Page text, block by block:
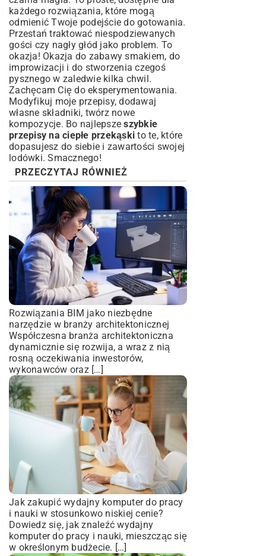
każdego rozwiązania, które mogą
odmienić Twoje podejście do gotowania.
Przestań traktować niespodziewanych
gości czy nagły głód jako problem. To
okazja! Okazja do zabawy smakiem, do
improwizacji i do stworzenia czegoś
pysznego w zaledwie kilka chwil.
Zachęcam Cię do eksperymentowania.
Modyfikuj moje przepisy, dodawaj
własne składniki, twórz nowe
kompozycje. Bo najlepszeszybkie
przepisy na ciepłe przekąski to te, które
dopasujesz do siebie i zawartości swojej
lodówki. Smacznego!
PRZECZYTAJ RÓWNIEŻ
Rozwiązania BIM jako niezbędne
narzędzie w branży architektonicznej
Współczesna branża architektoniczna
dynamicznie się rozwija, a wraz z nią
rosną oczekiwania inwestorów,
wykonawców oraz […]
Jak zakupić wydajny komputer do pracy
i nauki w stosunkowo niskiej cenie?
Dowiedz się, jak znaleźć wydajny
komputer do pracy i nauki, mieszcząc się
w określonym budżecie. […]